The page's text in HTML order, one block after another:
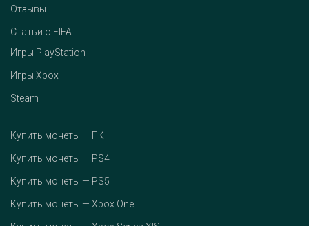
Отзывы
Статьи о FIFA
Игры PlayStation
Игры Xbox
Steam
Купить монеты — ПК
Купить монеты — PS4
Купить монеты — PS5
Купить монеты — Xbox One